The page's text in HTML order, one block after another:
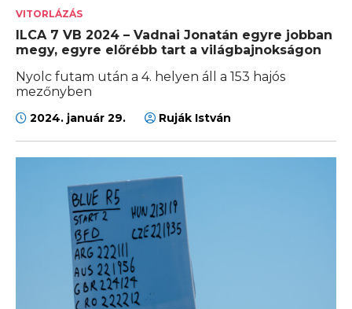
VITORLÁZÁS
ILCA 7 VB 2024 – Vadnai Jonatán egyre jobban
megy, egyre előrébb tart a világbajnokságon
Nyolc futam után a 4. helyen áll a 153 hajós
mezőnyben
2024. január 29. Ruják István